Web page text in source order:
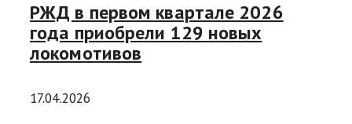
РЖД в первом квартале 2026
года приобрели 129 новых
локомотивов
17.04.2026